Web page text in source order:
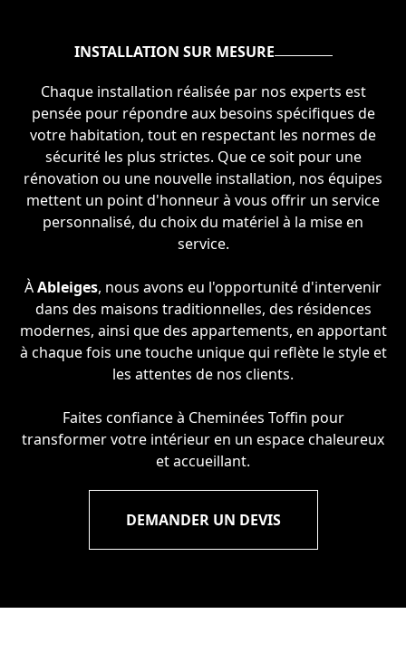
INSTALLATION SUR MESURE
Chaque installation réalisée par nos experts est
pensée pour répondre aux besoins spécifiques de
votre habitation, tout en respectant les normes de
sécurité les plus strictes. Que ce soit pour une
rénovation ou une nouvelle installation, nos équipes
mettent un point d'honneur à vous offrir un service
personnalisé, du choix du matériel à la mise en
service.
ÀAbleiges, nous avons eu l'opportunité d'intervenir
dans des maisons traditionnelles, des résidences
modernes, ainsi que des appartements, en apportant
à chaque fois une touche unique qui reflète le style et
les attentes de nos clients.
Faites confiance à Cheminées Toffin pour
transformer votre intérieur en un espace chaleureux
et accueillant.
DEMANDER UN DEVIS